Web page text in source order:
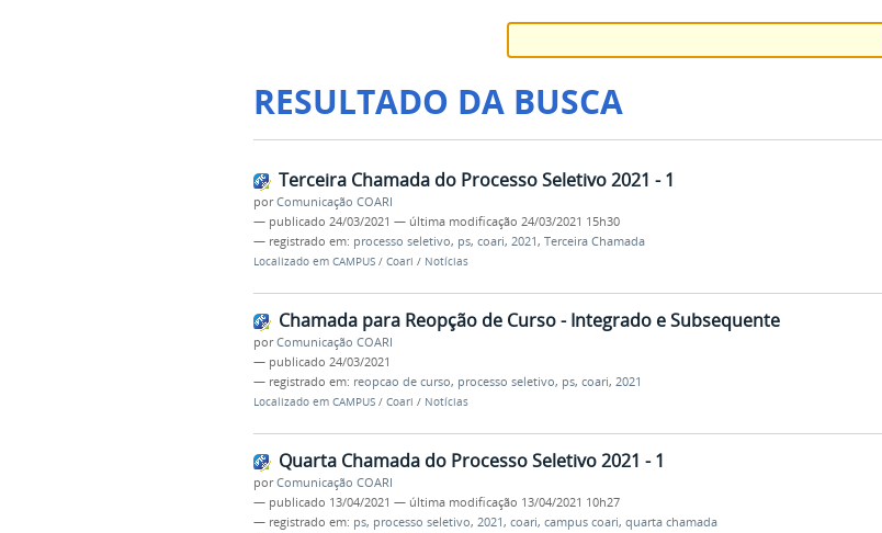
RESULTADO DA BUSCA
Terceira Chamada do Processo Seletivo 2021 - 1
porComunicação COARI
— publicado 24/03/2021 — última modificação 24/03/2021 15h30
— registrado em: processo seletivo, ps, coari, 2021, Terceira Chamada
Localizado em CAMPUS / Coari / Notícias
Chamada para Reopção de Curso - Integrado e Subsequente
porComunicação COARI
— publicado 24/03/2021
— registrado em: reopcao de curso, processo seletivo, ps, coari, 2021
Localizado em CAMPUS / Coari / Notícias
Quarta Chamada do Processo Seletivo 2021 - 1
porComunicação COARI
— publicado 13/04/2021 — última modificação 13/04/2021 10h27
— registrado em: ps, processo seletivo, 2021, coari, campus coari, quarta chamada